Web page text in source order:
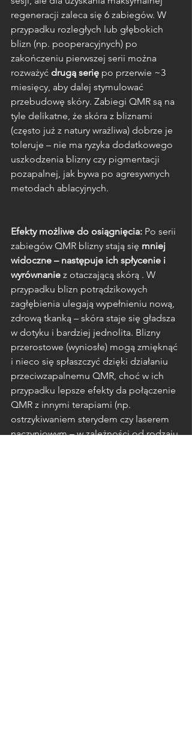
regeneracji zaleca się 6 zabiegów. W
przypadku rozległych lub głębokich
blizn (np. pooperacyjnych) po
zakończeniu pierwszej serii można
rozważyć drugą serię po przerwie ~3
miesięcy, aby dalej stymulować
przebudowę skóry. Zabiegi QMR są na
tyle delikatne, że skóra z bliznami
(często już z natury wrażliwa) dobrze je
toleruje – nie ma ryzyka dodatkowego
uszkodzenia blizny czy pigmentacji
pozapalnej, jak bywa po agresywnych
metodach ablacyjnych.
Efekty możliwe do osiągnięcia: Po serii
zabiegów QMR blizny stają się mniej
widoczne – następuje ich spłycenie i
wyrównanie z otaczającą skórą . W
przypadku blizn potrądzikowych
zagłębienia ulegają wypełnieniu nową,
zdrową tkanką – skóra staje się gładsza
w dotyku i bardziej jednolita. Blizny
przerostowe (wyniosłe) mogą zmięknąć
i nieco się spłaszczyć dzięki działaniu
przeciwzapalnemu QMR, choć w ich
przypadku lepsze efekty da połączenie
QMR z innymi terapiami (np.
ostrzykiwaniem sterydem czy laserem
naczyniowym – w zależności od rodzaju